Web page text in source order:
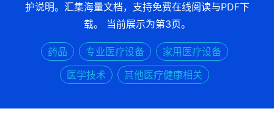
护说明。汇集海量文档，支持免费在线阅读与PDF下
载。 当前展示为第3页。
药品 专业医疗设备
家用医疗设备
医学技术
其他医疗健康相关